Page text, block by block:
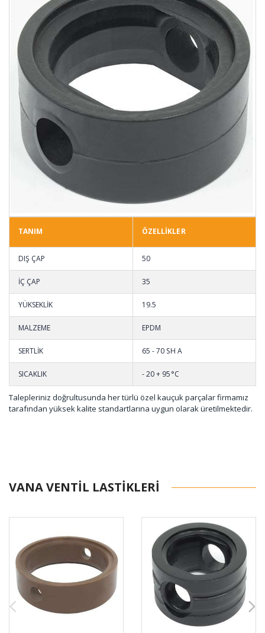
TANIM ÖZELLİKLER
DIŞ ÇAP 50
İÇ ÇAP 35
YÜKSEKLİK 19.5
MALZEME EPDM
SERTLİK 65 - 70 SH A
SICAKLIK - 20 + 95°C
Talepleriniz doğrultusunda her türlü özel kauçuk parçalar firmamız
tarafından yüksek kalite standartlarına uygun olarak üretilmektedir.
VANA VENTIL LASTIKLERI